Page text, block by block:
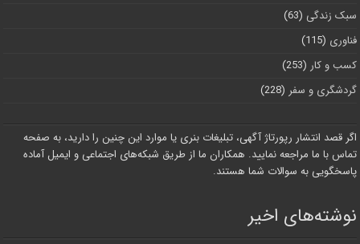
سبک زندگی (63)
فناوری (115)
کسب و کار (253)
گردشگری و سفر (228)
اگر قصد انتشار رپورتاژ آگهی، تبلیغات بنری یا موارد این چنین را دارید، به صفحه
تماس با ما مراجعه نمایید. همکاران ما از طریق شبکه‌های اجتماعی و ایمیل آماده
پاسخگویی به سوالات شما هستند.
نوشته‌های اخیر